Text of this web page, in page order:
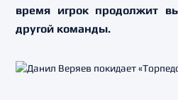
время игрок продолжит
другой команды.